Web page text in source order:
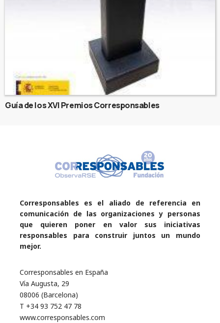
Guía de los XVI Premios Corresponsables
Corresponsables es el aliado de referencia en
comunicación de las organizaciones y personas
que quieren poner en valor sus iniciativas
responsables para construir juntos un mundo
mejor.
Corresponsables en España
Vía Augusta, 29
08006 (Barcelona)
T +34 93 752 47 78
www.corresponsables.com